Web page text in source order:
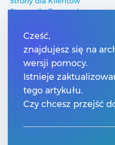
Strony dla Partnerów
Pomoc Comarch Betterfly
Pomoc Comarch e-Sklep
Pomoc Comarch HRM
Kontakt
Numery telefonów
Znajdź Partnera Comarch
Cześć,
znajdujesz się na
wersji pomocy.
Istnieje
tego artykułu.
Czy chcesz przejść